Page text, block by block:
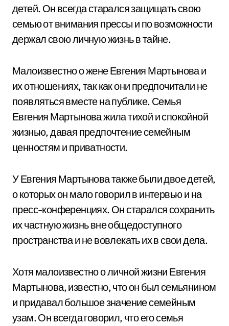
детей. Он всегда старался защищать свою
семью от внимания прессы и по возможности
держал свою личную жизнь в тайне.
Малоизвестно о жене Евгения Мартынова и
их отношениях, так как они предпочитали не
появляться вместе на публике. Семья
Евгения Мартынова жила тихой и спокойной
жизнью, давая предпочтение семейным
ценностям и приватности.
У Евгения Мартынова также были двое детей,
о которых он мало говорил в интервью и на
пресс-конференциях. Он старался сохранить
их частную жизнь вне общедоступного
пространства и не вовлекать их в свои дела.
Хотя малоизвестно о личной жизни Евгения
Мартынова, известно, что он был семьянином
и придавал большое значение семейным
узам. Он всегда говорил, что его семья